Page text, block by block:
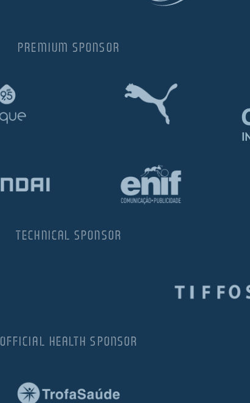
PREMIUM SPONSOR
TECHNICAL SPONSOR
OFFICIAL HEALTH SPONSOR